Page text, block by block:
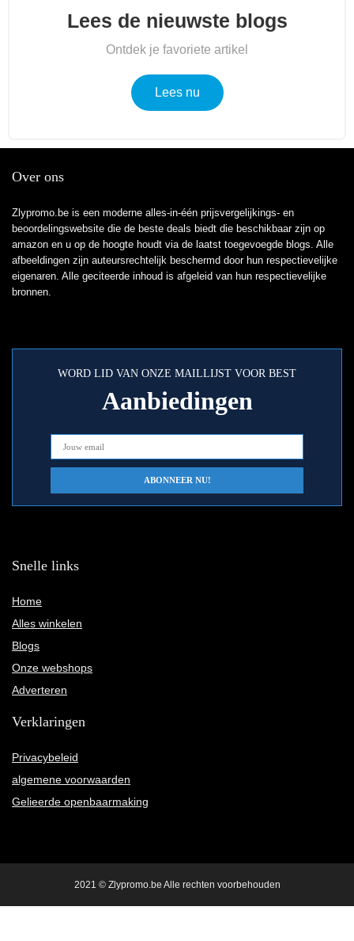
Lees de nieuwste blogs
Ontdek je favoriete artikel
Lees nu
Over ons
Zlypromo.be is een moderne alles-in-één prijsvergelijkings- en
beoordelingswebsite die de beste deals biedt die beschikbaar zijn op
amazon en u op de hoogte houdt via de laatst toegevoegde blogs. Alle
afbeeldingen zijn auteursrechtelijk beschermd door hun respectievelijke
eigenaren. Alle geciteerde inhoud is afgeleid van hun respectievelijke
bronnen.
WORD LID VAN ONZE MAILLIJST VOOR BEST
Aanbiedingen
Snelle links
Home
Alles winkelen
Blogs
Onze webshops
Adverteren
Verklaringen
Privacybeleid
algemene voorwaarden
Gelieerde openbaarmaking
2021 © Zlypromo.be Alle rechten voorbehouden